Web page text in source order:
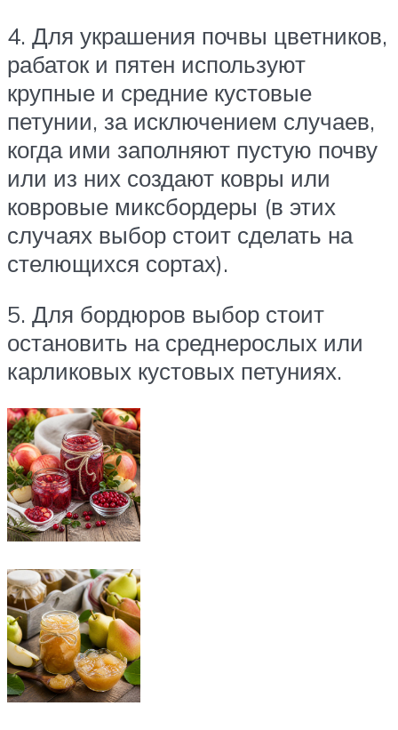
4. Для украшения почвы цветников,
рабаток и пятен используют
крупные и средние кустовые
петунии, за исключением случаев,
когда ими заполняют пустую почву
или из них создают ковры или
ковровые миксбордеры (в этих
случаях выбор стоит сделать на
стелющихся сортах).
5. Для бордюров выбор стоит
остановить на среднерослых или
карликовых кустовых петуниях.